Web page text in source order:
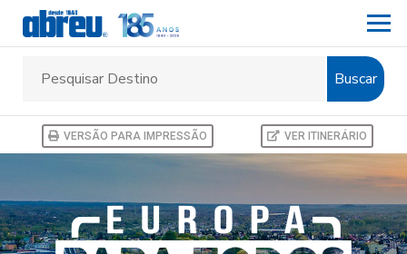
Buscar
VERSÃO PARA IMPRESSÃO VER ITINERÁRIO